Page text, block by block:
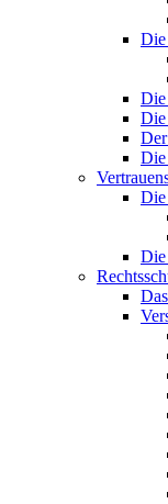
Die
Die
Die
Die
Die